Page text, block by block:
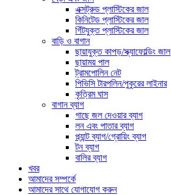
এক্সট্রুড প্লাস্টিকের জাল
কিনিটেড প্লাস্টিকের জাল
গিঁটযুক্ত প্লাস্টিকের জাল
বাড়ি ও বাগান
ছায়াযুক্ত কাপড়/স্ক্যাফোল্ডিং জাল
ছায়াময় পাল
ট্রামপোলিন নেট
পিভিসি টারপলিন/পুকুরের লাইনার
কৃত্রিম ঘাস
বাগান ব্যাগ
গাছে জল দেওয়ার ব্যাগ
লন এবং পাতার ব্যাগ
প্ল্যান্ট ব্যাগ/গ্রোয়িং ব্যাগ
টন ব্যাগ
বালির ব্যাগ
খবর
আমাদের সম্পর্কে
আমাদের সাথে যোগাযোগ করুন